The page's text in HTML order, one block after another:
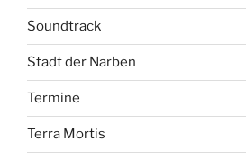
Soundtrack
Stadt der Narben
Termine
Terra Mortis